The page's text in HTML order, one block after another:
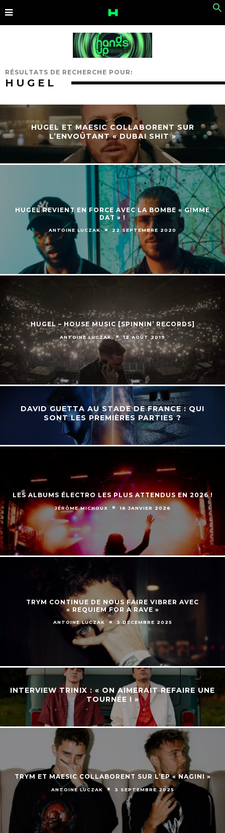
RÉSULTATS DE RECHERCHE POUR:
HUGEL
HUGEL ET MAESIC COLLABORENT SUR
L’ENVOÛTANT « DUBAI SHIT »
HUGEL REVIENT EN FORCE AVEC LA BOMBE « GIMME
DAT » !
ANTOINE LUCZAK 22 SEPTEMBRE 2020
HUGEL – HOUSE MUSIC [SPINNIN’ RECORDS]
ANTOINE LUCZAK 12 AOÛT 2019
DAVID GUETTA AU STADE DE FRANCE : QUI
SONT LES PREMIÈRES PARTIES ?
LES ALBUMS ÉLECTRO LES PLUS ATTENDUS EN 2026 !
JÉRÔME MICHOUX 16 JANVIER 2026
TRYM CONTINUE DE NOUS FAIRE VIBRER AVEC
« REQUIEM FOR A RAVE »
ANTOINE LUCZAK 3 DÉCEMBRE 2025
INTERVIEW TRINIX : « ON AIMERAIT REFAIRE UNE
TOURNÉE ! »
TRYM ET MAESIC COLLABORENT SUR L’EP « NAGINI »
ANTOINE LUCZAK 3 SEPTEMBRE 2025